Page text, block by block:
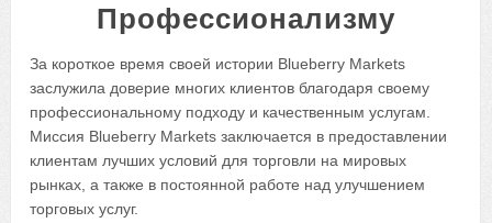
Профессионализму
За короткое время своей истории Blueberry Markets
заслужила доверие многих клиентов благодаря своему
профессиональному подходу и качественным услугам.
Миссия Blueberry Markets заключается в предоставлении
клиентам лучших условий для торговли на мировых
рынках, а также в постоянной работе над улучшением
торговых услуг.